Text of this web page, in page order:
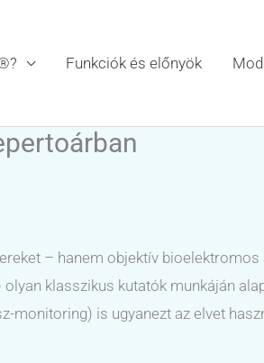
Funkciók és előnyök
– hanem objektív
klasszikus kutatók munkáján
monitoring) is ugyanezt az elvet